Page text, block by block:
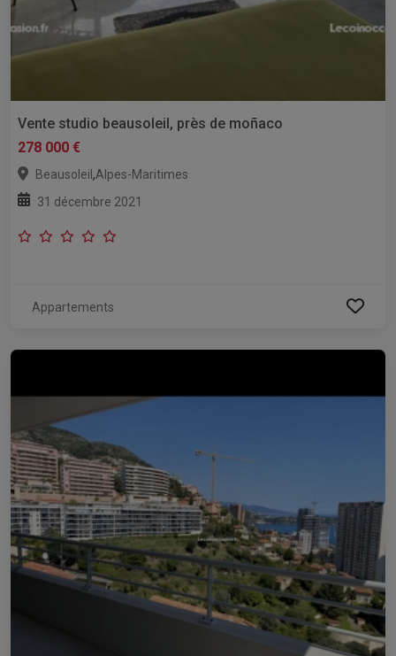
Vente studio beausoleil, près de moñaco
278 000 €
Beausoleil ,Alpes-Maritimes
31 décembre 2021
Appartements